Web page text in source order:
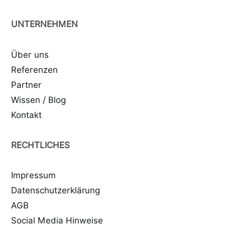
UNTERNEHMEN
Über uns
Referenzen
Partner
Wissen / Blog
Kontakt
RECHTLICHES
Impressum
Datenschutzerklärung
AGB
Social Media Hinweise